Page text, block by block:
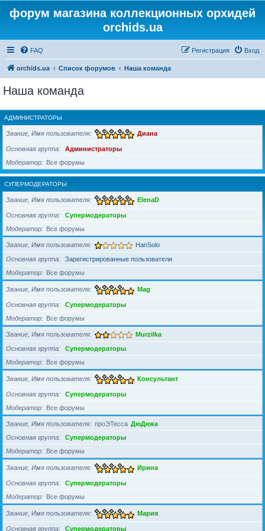
форум магазина коллекционных орхидей
orchids.ua
FAQ Вход
Регистрация
orchids.ua Список форумов Наша команда
Наша команда
АДМИНИСТРАТОРЫ
Звание, Имя пользователя Диана
Основная группа
Администраторы
Модератор
Все форумы
СУПЕРМОДЕРАТОРЫ
Звание, Имя пользователя ElenaD
Основная группа
Супермодераторы
Модератор
Все форумы
Звание, Имя пользователя HanSolo
Основная группа
Зарегистрированные пользователи
Модератор
Все форумы
Звание, Имя пользователя Mag
Основная группа
Супермодераторы
Модератор
Все форумы
Звание, Имя пользователя Murzilka
Основная группа
Супермодераторы
Модератор
Все форумы
Звание, Имя пользователя Консультант
Основная группа
Супермодераторы
Модератор
Все форумы
Звание, Имя пользователя проЭТесса ДюДюка
Основная группа
Супермодераторы
Модератор
Все форумы
Звание, Имя пользователя Ирина
Основная группа
Супермодераторы
Модератор
Все форумы
Звание, Имя пользователя Мария
Основная группа Супермодераторы